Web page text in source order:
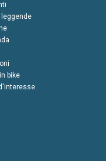
leggende
bike